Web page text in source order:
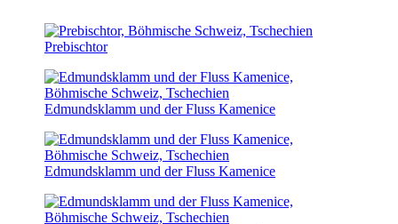
Prebischtor
Edmundsklamm und der Fluss Kamenice
Edmundsklamm und der Fluss Kamenice